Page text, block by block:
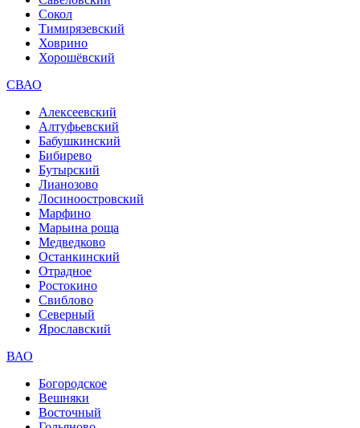
Сокол
Тимирязевский
Ховрино
Хорошёвский
СВАО
Алексеевский
Алтуфьевский
Бабушкинский
Бибирево
Бутырский
Лианозово
Лосиноостровский
Марфино
Марьина роща
Медведково
Останкинский
Отрадное
Ростокино
Свиблово
Северный
Ярославский
ВАО
Богородское
Вешняки
Восточный